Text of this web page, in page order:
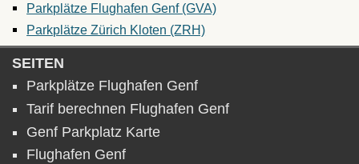
Parkplätze Flughafen Genf (GVA)
Parkplätze Zürich Kloten (ZRH)
SEITEN
Parkplätze Flughafen Genf
Tarif berechnen Flughafen Genf
Genf Parkplatz Karte
Flughafen Genf